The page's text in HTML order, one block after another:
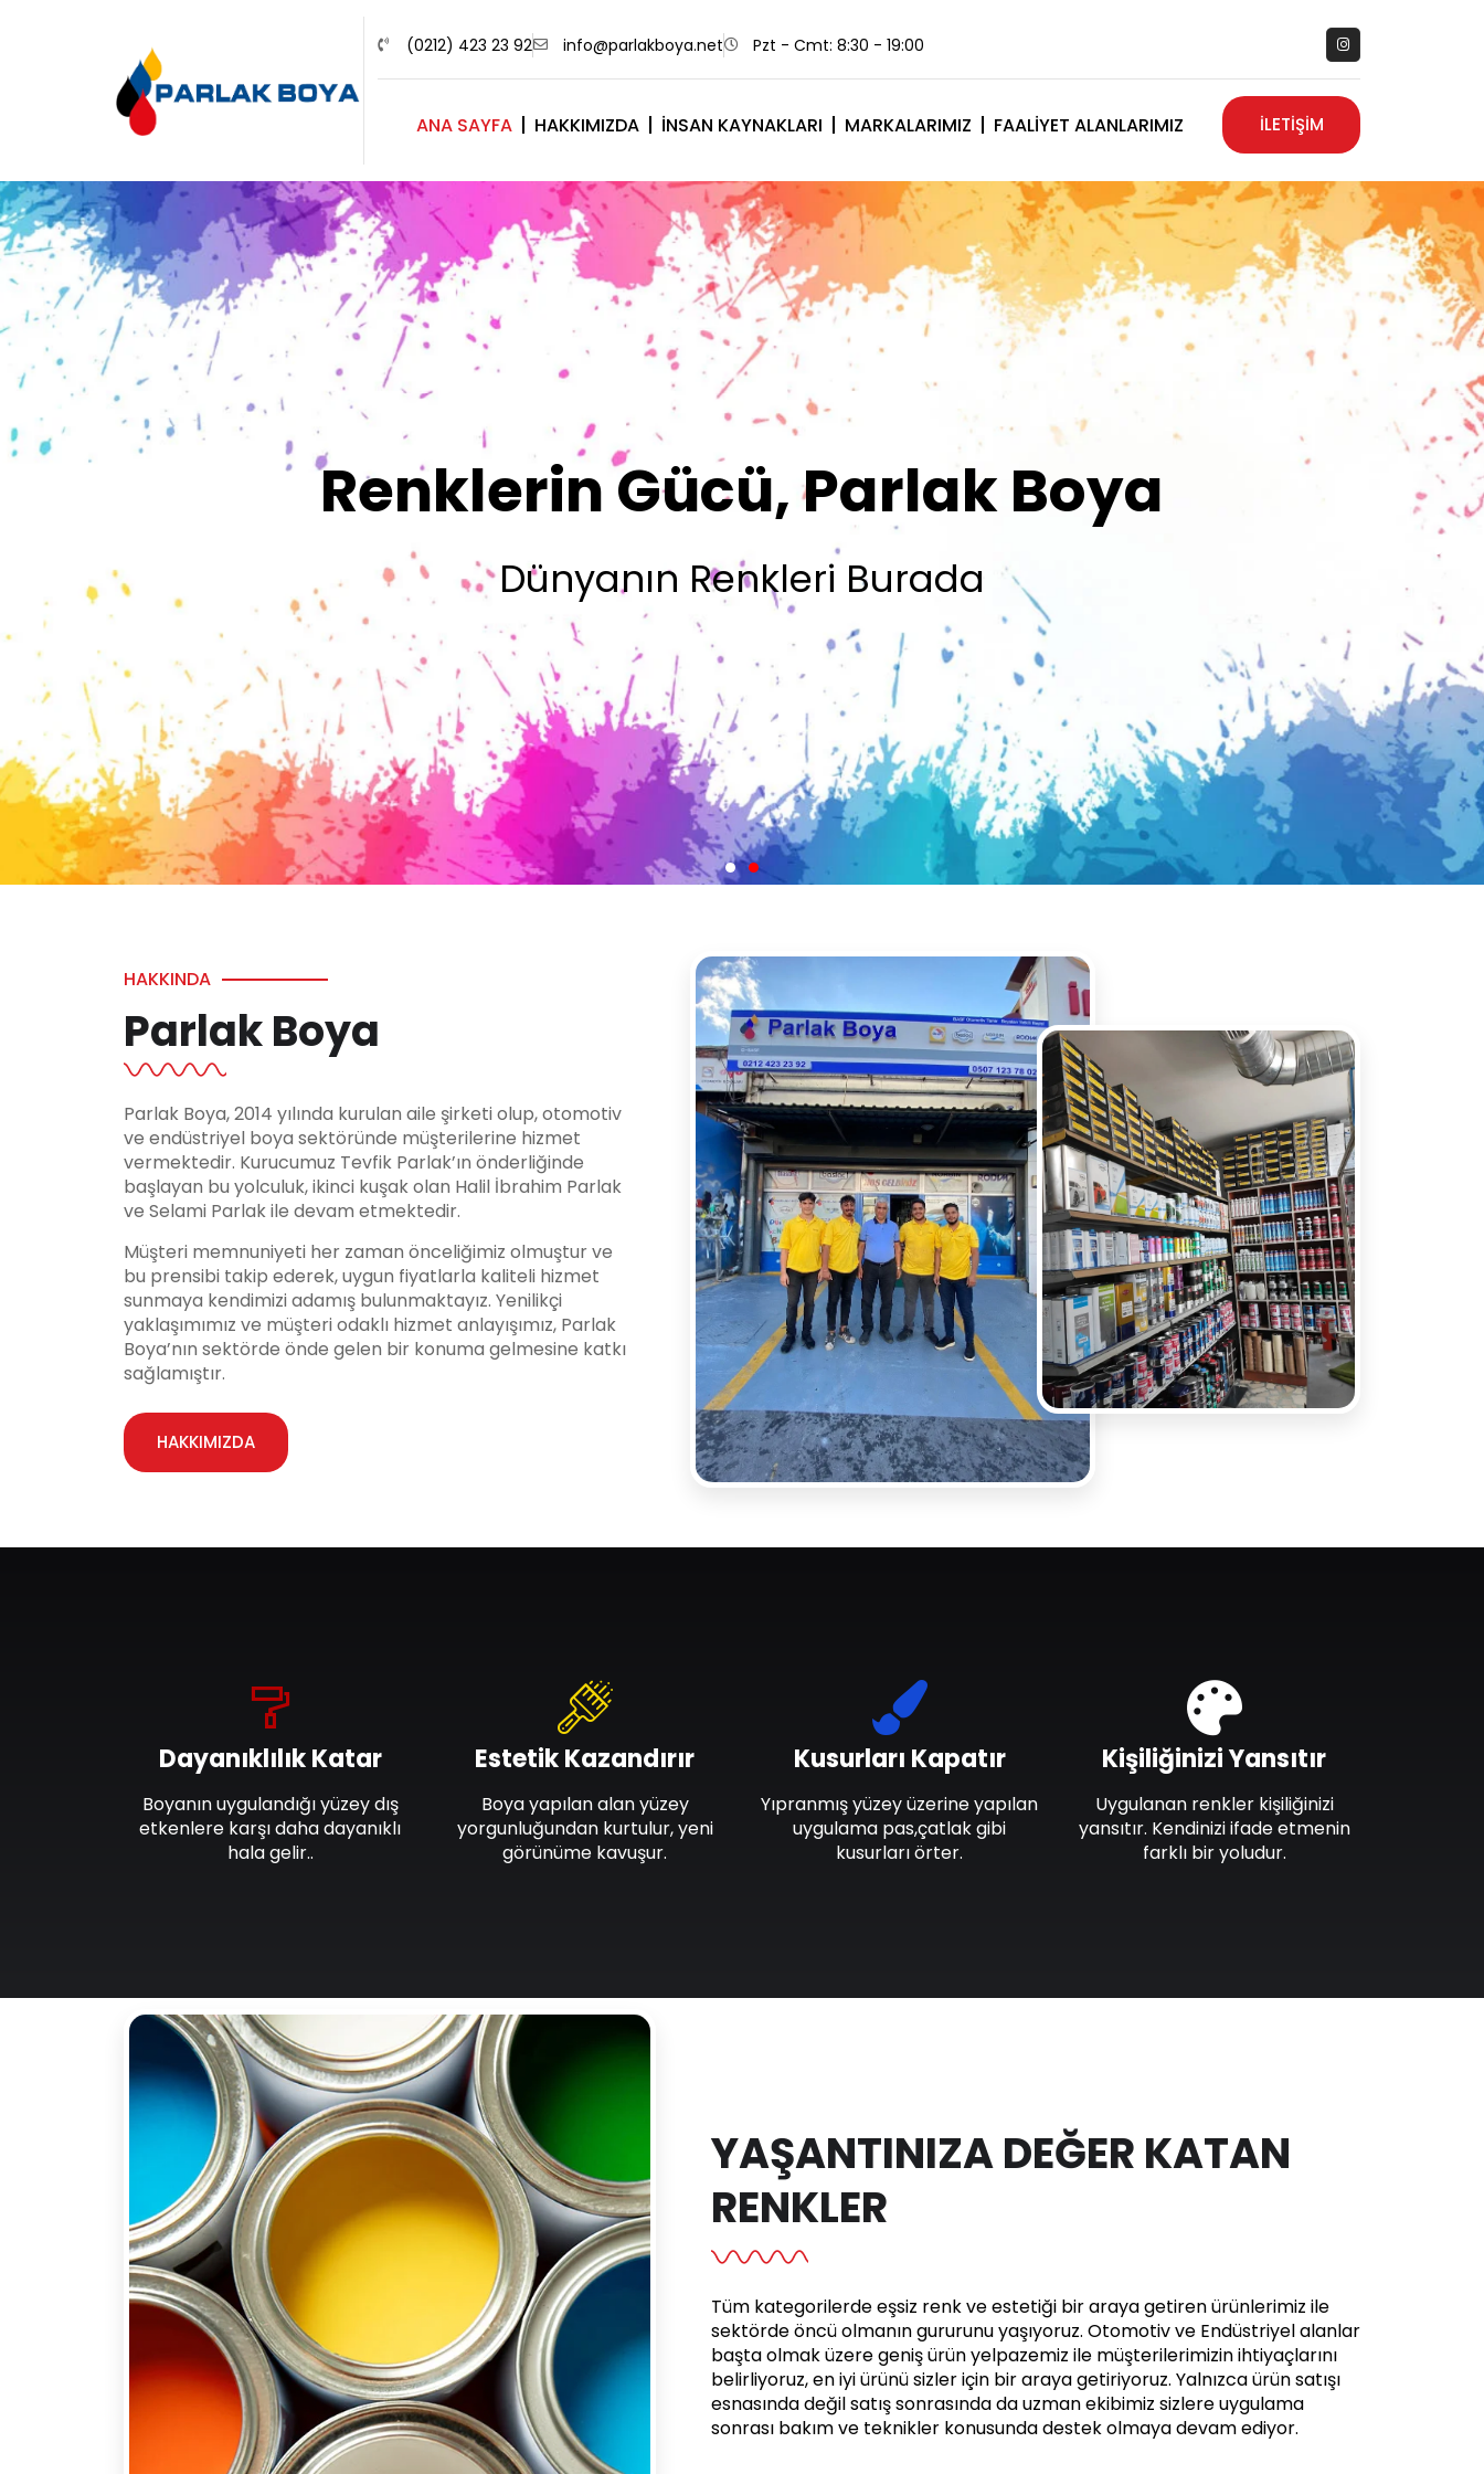
(0212) 423 23 92 info@parlakboya.net Pzt - Cmt: 8:30 - 19:00
ANA SAYFA HAKKIMIZDA İNSAN KAYNAKLARI MARKALARIMIZ FAALIYET ALANLARIMIZ İLETİŞİM
Renklerimiz Sizin İmzanız
Olsun
HAKKINDA
Parlak Boya
Parlak Boya, 2014 yılında kurulan aile şirketi olup, otomotiv
ve endüstriyel boya sektöründe müşterilerine hizmet
vermektedir. Kurucumuz Tevfik Parlak’ın önderliğinde
başlayan bu yolculuk, ikinci kuşak olan Halil İbrahim Parlak
ve Selami Parlak ile devam etmektedir.
Müşteri memnuniyeti her zaman önceliğimiz olmuştur ve
bu prensibi takip ederek, uygun fiyatlarla kaliteli hizmet
sunmaya kendimizi adamış bulunmaktayız. Yenilikçi
yaklaşımımız ve müşteri odaklı hizmet anlayışımız, Parlak
Boya’nın sektörde önde gelen bir konuma gelmesine katkı
sağlamıştır.
HAKKIMIZDA
Dayanıklılık Katar
Boyanın uygulandığı yüzey dış
etkenlere karşı daha dayanıklı
hala gelir..
Estetik Kazandırır
Boya yapılan alan yüzey
yorgunluğundan kurtulur, yeni
görünüme kavuşur.
Kusurları Kapatır
Yıpranmış yüzey üzerine yapılan
uygulama pas,çatlak gibi
kusurları örter.
Kişiliğinizi Yansıtır
Uygulanan renkler kişiliğinizi
yansıtır. Kendinizi ifade etmenin
farklı bir yoludur.
YAŞANTINIZA DEĞER KATAN
RENKLER
Tüm kategorilerde eşsiz renk ve estetiği bir araya getiren ürünlerimiz ile
sektörde öncü olmanın gururunu yaşıyoruz. Otomotiv ve Endüstriyel alanlar
başta olmak üzere geniş ürün yelpazemiz ile müşterilerimizin ihtiyaçlarını
belirliyoruz, en iyi ürünü sizler için bir araya getiriyoruz. Yalnızca ürün satışı
esnasında değil satış sonrasında da uzman ekibimiz sizlere uygulama
sonrası bakım ve teknikler konusunda destek olmaya devam ediyor.